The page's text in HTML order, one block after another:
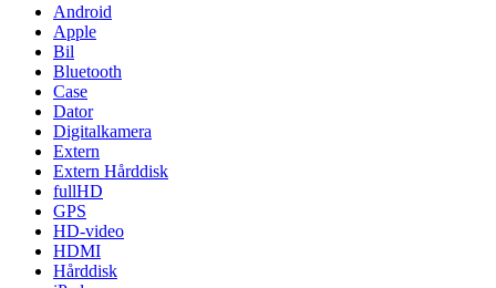
Android
Apple
Bil
Bluetooth
Case
Dator
Digitalkamera
Extern
Extern Hårddisk
fullHD
GPS
HD-video
HDMI
Hårddisk